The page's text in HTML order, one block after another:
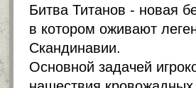
Битва Титанов - новая
в котором оживают
Скандинавии.
Основной задачей